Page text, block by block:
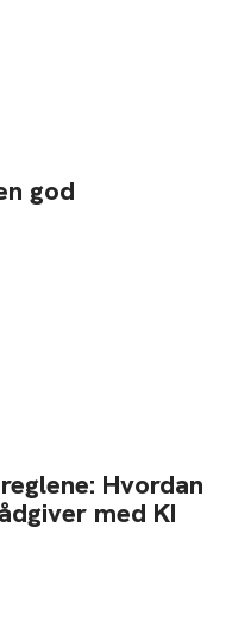
god
Hvordan
med KI